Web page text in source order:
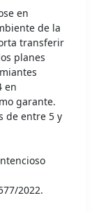
en
de la
transferir
planes
en
garante.
de entre 5 y
2022.